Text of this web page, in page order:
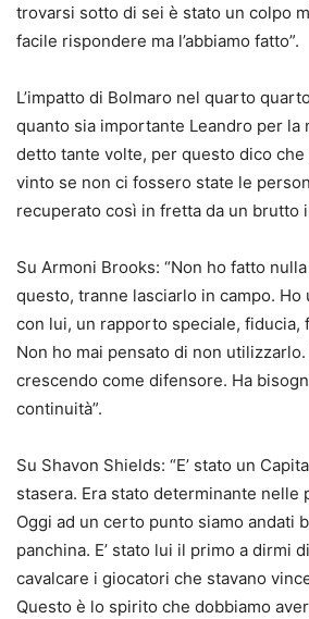
trovarsi sotto di sei è stato un colpo
facile rispondere ma l’abbiamo fatto”.
L’impatto di Bolmaro nel quarto
quanto sia importante Leandro per la
detto tante volte, per questo dico
vinto se non ci fossero state le
recuperato così in fretta da un brutto
Su Armoni Brooks: “Non ho fatto
questo, tranne lasciarlo in campo. Ho
con lui, un rapporto speciale, fiducia,
Non ho mai pensato di non utilizzarlo.
crescendo come difensore. Ha
continuità”.
Su Shavon Shields: “E’ stato un
stasera. Era stato determinante nelle
Oggi ad un certo punto siamo andati
panchina. E’ stato lui il primo a dirmi
cavalcare i giocatori che stavano
Questo è lo spirito che dobbiamo